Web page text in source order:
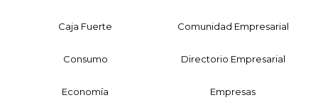
Caja Fuerte Comunidad Empresarial
Consumo Directorio Empresarial
Economía Empresas